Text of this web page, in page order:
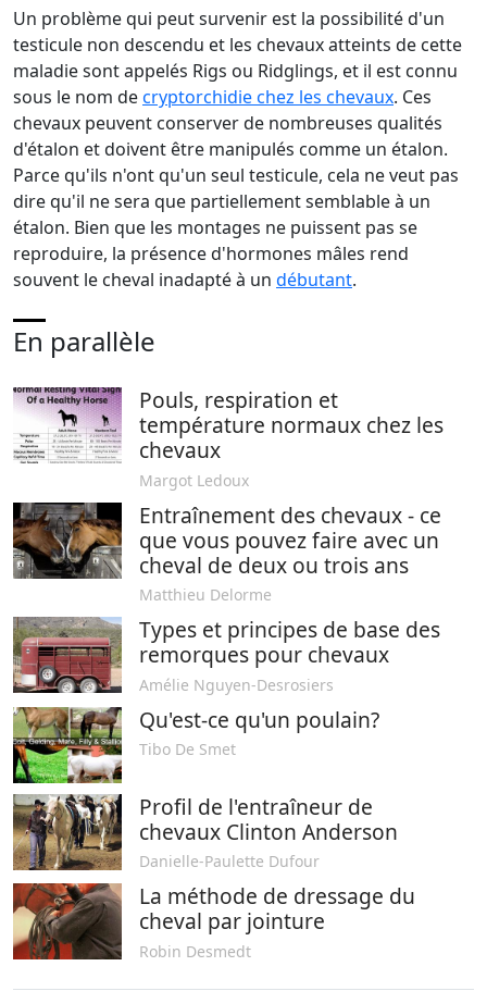
Un problème qui peut survenir est la possibilité d'un
testicule non descendu et les chevaux atteints de cette
maladie sont appelés Rigs ou Ridglings, et il est connu
sous le nom decryptorchidie chez les chevaux. Ces
chevaux peuvent conserver de nombreuses qualités
d'étalon et doivent être manipulés comme un étalon.
Parce qu'ils n'ont qu'un seul testicule, cela ne veut pas
dire qu'il ne sera que partiellement semblable à un
étalon. Bien que les montages ne puissent pas se
reproduire, la présence d'hormones mâles rend
souvent le cheval inadapté à un débutant.
En parallèle
Pouls, respiration et
température normaux chez les
chevaux
Margot Ledoux
Entraînement des chevaux - ce
que vous pouvez faire avec un
cheval de deux ou trois ans
Matthieu Delorme
Types et principes de base des
remorques pour chevaux
Amélie Nguyen-Desrosiers
Qu'est-ce qu'un poulain?
Tibo De Smet
Profil de l'entraîneur de
chevaux Clinton Anderson
Danielle-Paulette Dufour
La méthode de dressage du
cheval par jointure
Robin Desmedt